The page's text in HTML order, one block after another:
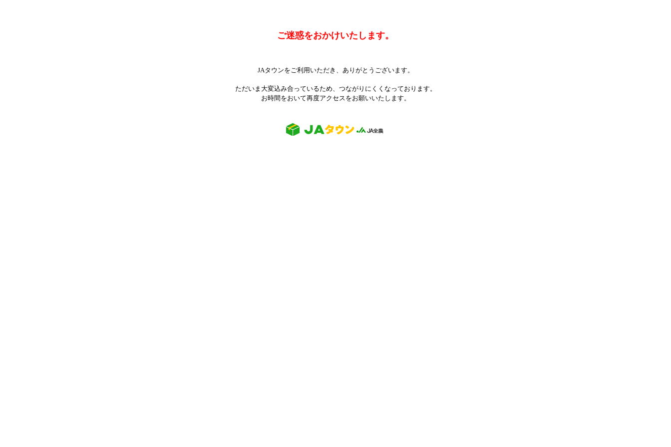
ご迷惑をおかけいたします。
JAタウンをご利用いただき、ありがとうございます。
ただいま大変込み合っているため、つながりにくくなっております。
お時間をおいて再度アクセスをお願いいたします。